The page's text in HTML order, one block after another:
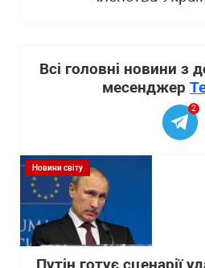
Всі головні новини з
месенджер
2
Новини світу